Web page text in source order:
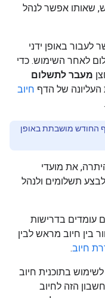
שאותו אפשר לנהל
לעבור באופן ידני
לאחר השימוש. כדי
מעבר לתשלום
של הדף חיוב
החודש מושבתת באופן
את מועדי
תשלומים ולנהל
עומדים בדרישות
בין חיוב מראש לבין
חיוב.
אחרי שמעבירים חשבון לחיוב ב-Cloud לשימוש בתוכנית חיוב
הזה לחיוב